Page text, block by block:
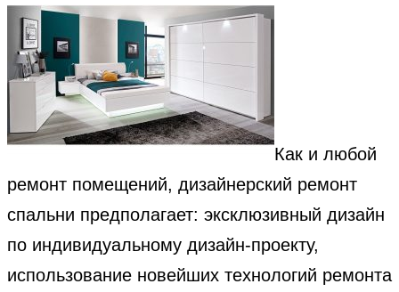
Как и любой
ремонт помещений, дизайнерский ремонт
спальни предполагает: эксклюзивный дизайн
по индивидуальному дизайн-проекту,
использование новейших технологий ремонта